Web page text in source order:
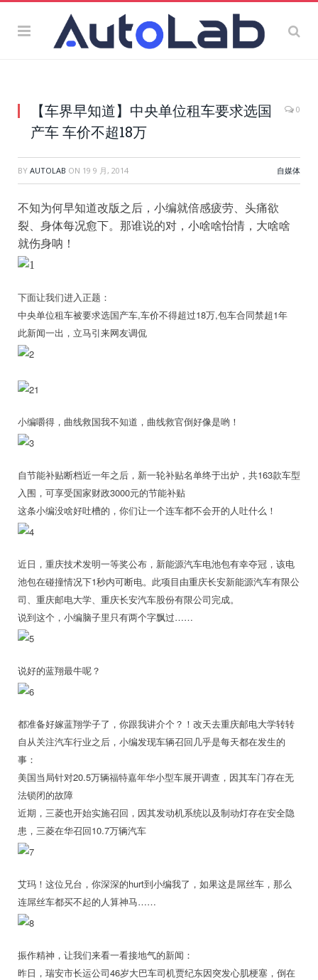
【车界早知道】中央单位租车要求选国
产车 车价不超18万
0
BY AUTOLAB ON 19 9 月, 2014 自媒体
不知为何早知道改版之后，小编就倍感疲劳、头痛欲
裂、身体每况愈下。那谁说的对，小啥啥怡情，大啥啥
就伤身呐！
下面让我们进入正题：
中央单位租车被要求选国产车,车价不得超过18万,包车合同禁超1年
此新闻一出，立马引来网友调侃
小编嚼得，曲线救国我不知道，曲线救官倒好像是哟！
自节能补贴断档近一年之后，新一轮补贴名单终于出炉，共163款车型
入围，可享受国家财政3000元的节能补贴
这条小编没啥好吐槽的，你们让一个连车都不会开的人吐什么！
近日，重庆技术发明一等奖公布，新能源汽车电池包有幸夺冠，该电
池包在碰撞情况下1秒内可断电。此项目由重庆长安新能源汽车有限公
司、重庆邮电大学、重庆长安汽车股份有限公司完成。
说到这个，小编脑子里只有两个字飘过……
说好的蓝翔最牛呢？
都准备好嫁蓝翔学子了，你跟我讲介个？！改天去重庆邮电大学转转
自从关注汽车行业之后，小编发现车辆召回几乎是每天都在发生的
事：
美国当局针对20.5万辆福特嘉年华小型车展开调查，因其车门存在无
法锁闭的故障
近期，三菱也开始实施召回，因其发动机系统以及制动灯存在安全隐
患，三菱在华召回10.7万辆汽车
艾玛！这位兄台，你深深的hurt到小编我了，如果这是屌丝车，那么
连屌丝车都买不起的人算神马……
振作精神，让我们来看一看接地气的新闻：
昨日，瑞安市长运公司46岁大巴车司机贾纪东因突发心肌梗塞，倒在